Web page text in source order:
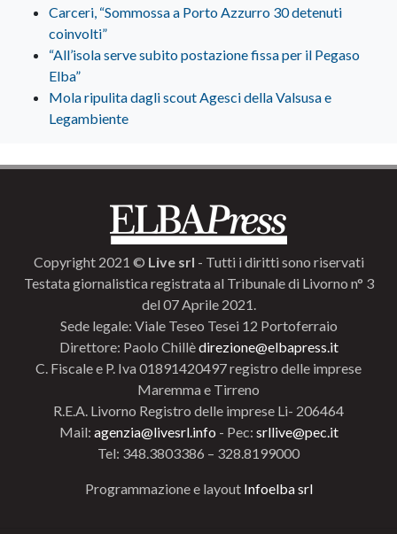
Carceri, “Sommossa a Porto Azzurro 30 detenuti
coinvolti”
“All’isola serve subito postazione fissa per il Pegaso
Elba”
Mola ripulita dagli scout Agesci della Valsusa e
Legambiente
Copyright 2021 © Live srl - Tutti i diritti sono riservati
Testata giornalistica registrata al Tribunale di Livorno n° 3
del 07 Aprile 2021.
Sede legale: Viale Teseo Tesei 12 Portoferraio
Direttore: Paolo Chillèdirezione@elbapress.it
C. Fiscale e P. Iva 01891420497 registro delle imprese
Maremma e Tirreno
R.E.A. Livorno Registro delle imprese Li- 206464
Mail: agenzia@livesrl.info - Pec: srllive@pec.it
Tel: 348.3803386 – 328.8199000
Programmazione e layout Infoelba srl